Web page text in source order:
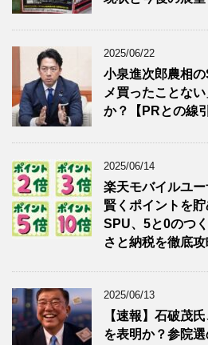
2025/06/22
小泉進次郎農相
メ買ったことな
か？【PRとの線
2025/06/14
楽天モバイルユ
賢くポイントを
SPU、5と0のつ
さと納税を徹底
2025/06/13
【速報】石破茂
を表明か？参院